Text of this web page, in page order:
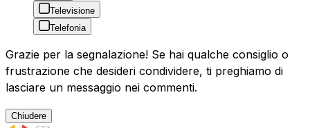
Televisione
Telefonia
Grazie per la segnalazione! Se hai qualche consiglio o
frustrazione che desideri condividere, ti preghiamo di
lasciare un messaggio nei commenti.
Chiudere